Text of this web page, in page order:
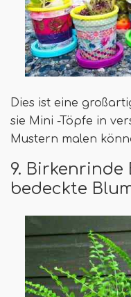
Dies ist eine
sie Mini -Töpfe in
Mustern malen
9. Birkenrinde
bedeckte